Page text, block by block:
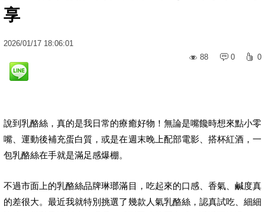
享
2026/01/17 18:06:01
88
0 0
說到乳酪絲，真的是我日常的療癒好物！無論是嘴饞時想來點小零
嘴、運動後補充蛋白質，或是在週末晚上配部電影、搭杯紅酒，一
包乳酪絲在手就是滿足感爆棚。
不過市面上的乳酪絲品牌琳瑯滿目，吃起來的口感、香氣、鹹度真
的差很大。最近我就特別挑選了幾款人氣乳酪絲，認真試吃、細細